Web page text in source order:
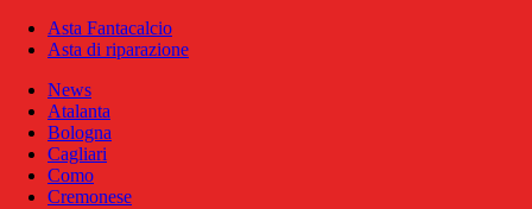
Asta Fantacalcio
Asta di riparazione
News
Atalanta
Bologna
Cagliari
Como
Cremonese